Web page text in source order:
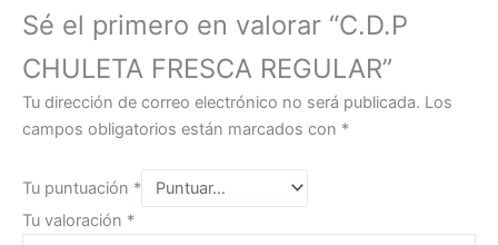
Sé el primero en valorar “C.D.P
CHULETA FRESCA REGULAR”
Tu dirección de correo electrónico no será publicada. Los
campos obligatorios están marcados con *
Tu puntuación *
Tu valoración *